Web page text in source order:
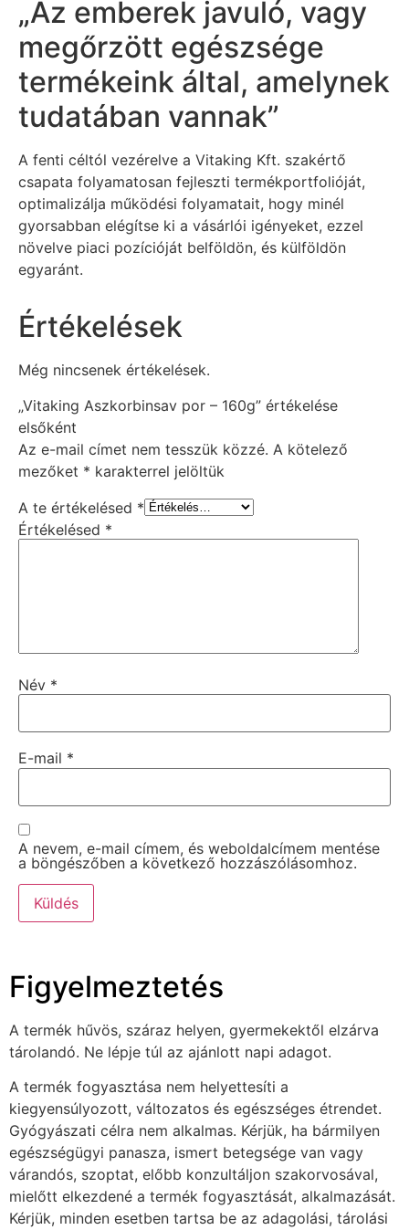
„Az emberek javuló, vagy
megőrzött egészsége
termékeink által, amelynek
tudatában vannak”
A fenti céltól vezérelve a Vitaking Kft. szakértő
csapata folyamatosan fejleszti termékportfolióját,
optimalizálja működési folyamatait, hogy minél
gyorsabban elégítse ki a vásárlói igényeket, ezzel
növelve piaci pozícióját belföldön, és külföldön
egyaránt.
Értékelések
Még nincsenek értékelések.
„Vitaking Aszkorbinsav por – 160g” értékelése
elsőként
Az e-mail címet nem tesszük közzé. A kötelező
mezőket * karakterrel jelöltük
A te értékelésed *
Értékelésed *
Név *
E-mail *
A nevem, e-mail címem, és weboldalcímem mentése
a böngészőben a következő hozzászólásomhoz.
Figyelmeztetés
A termék hűvös, száraz helyen, gyermekektől elzárva
tárolandó. Ne lépje túl az ajánlott napi adagot.
A termék fogyasztása nem helyettesíti a
kiegyensúlyozott, változatos és egészséges étrendet.
Gyógyászati célra nem alkalmas. Kérjük, ha bármilyen
egészségügyi panasza, ismert betegsége van vagy
várandós, szoptat, előbb konzultáljon szakorvosával,
mielőtt elkezdené a termék fogyasztását, alkalmazását.
Kérjük, minden esetben tartsa be az adagolási, tárolási